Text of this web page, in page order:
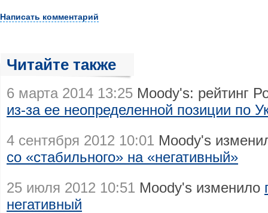
Написать комментарий
Читайте также
6 марта 2014 13:25 Moody's: рейтинг
из-за ее неопределенной позиции по
4 сентября 2012 10:01 Moody's
со «стабильного» на «негативный»
25 июля 2012 10:51 Moody's изменило
негативный